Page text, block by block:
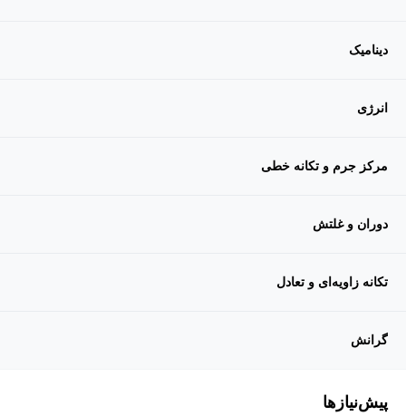
دینامیک
انرژی
مرکز جرم و تکانه خطی
دوران و غلتش
تکانه زاویه‌ای و تعادل
گرانش
پیش‌نیاز‌ها